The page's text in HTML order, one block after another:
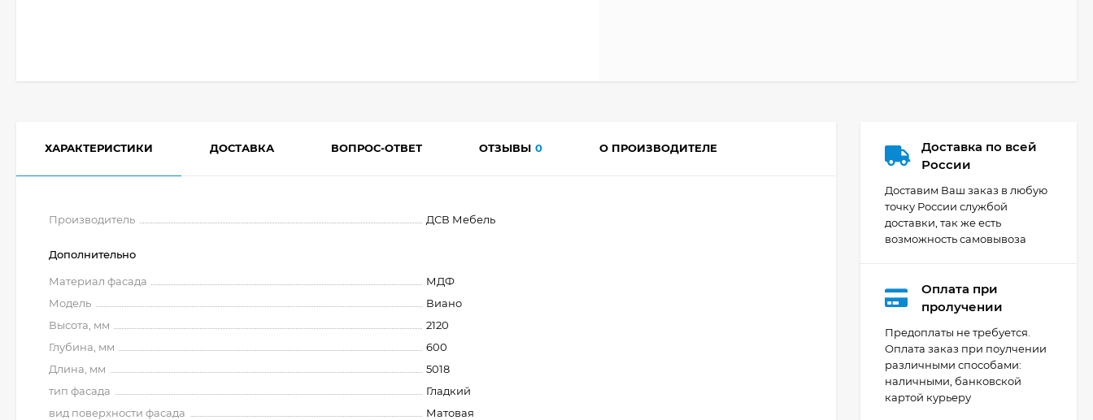
ХАРАКТЕРИСТИКИ ДОСТАВКА ВОПРОС-ОТВЕТ ОТЗЫВЫ 0 О ПРОИЗВОДИТЕЛЕ
Производитель ДСВ Мебель
Дополнительно
Материал фасада
МДФ
Модель
Виано
Высота, мм
2120
Глубина, мм
600
Длина, мм
5018
тип фасада
Гладкий
вид поверхности фасада
Матовая
Доставка по всей
России
Доставим Ваш заказ в любую
точку России службой
доставки, так же есть
возможность самовывоза
Оплата при
пролучении
Предоплаты не требуется.
Оплата заказ при поулчении
различными способами:
наличными, банковской
картой курьеру
Кухня Мишель -
длина 4,2 м
69 303₽
Кухня Принцесса -